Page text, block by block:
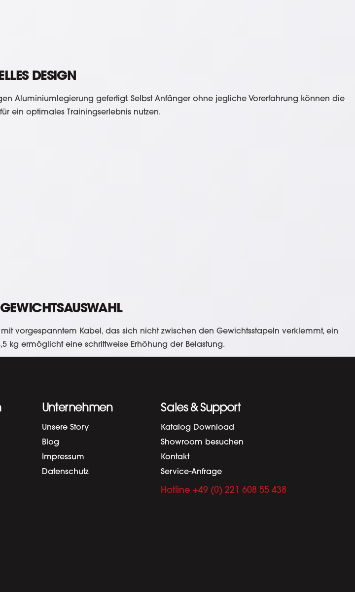
DESIGN
Aluminiumlegierung gefertigt. Selbst Anfänger ohne jegliche Vorerfahrung können die
ein optimales Trainingserlebnis nutzen.
vorgespanntem Kabel, das sich nicht zwischen den Gewichtsstapeln verklemmt, ein
kg ermöglicht eine schrittweise Erhöhung der Belastung.
Unternehmen
Unsere Story
Blog
Impressum
Datenschutz
Sales & Support
Katalog Download
Showroom besuchen
Kontakt
Service-Anfrage
Hotline +49 (0) 221 608 55 438